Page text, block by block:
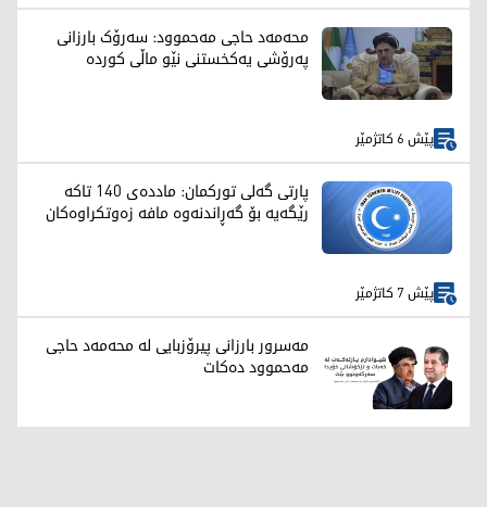
محەمەد حاجی مەحموود: سەرۆک بارزانی
پەرۆشی یەکخستنی نێو ماڵی کوردە
پێش 6 کاتژمێر
پارتی گەلی تورکمان: ماددەی 140 تاکە
رێگەیە بۆ گەڕاندنەوە مافە زەوتکراوەکان
پێش 7 کاتژمێر
مەسرور بارزانی پیرۆزبایی لە محەمەد حاجی
مەحموود دەکات